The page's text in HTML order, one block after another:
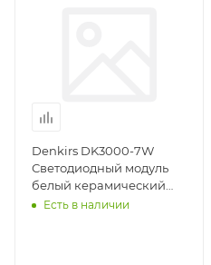
Denkirs DK3000-7W
Светодиодный модуль
белый керамический
корпус
Есть в наличии